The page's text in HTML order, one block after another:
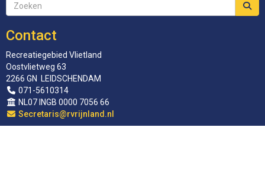
Contact
Recreatiegebied Vlietland
Oostvlietweg 63
2266 GN LEIDSCHENDAM
071-5610314
NL07 INGB 0000 7056 66
siraterceS@rvrijnland.nl